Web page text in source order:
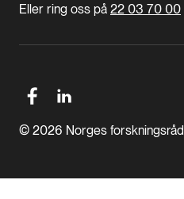
Eller ring oss på 22 03 70 00
© 2026 Norges forskningsråd